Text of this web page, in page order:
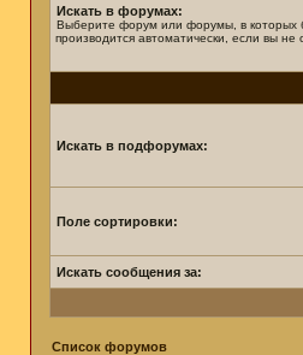
Искать в форумах:
Выберите форум или форумы, в которых
производится автоматически, если вы
Искать в подфорумах:
Поле сортировки:
Искать сообщения за:
Список форумов